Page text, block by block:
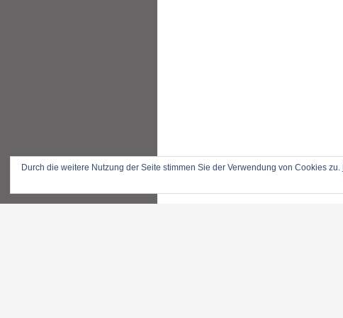
Durch die weitere Nutzung der Seite stimmen Sie der Verwendung von Cookies zu.